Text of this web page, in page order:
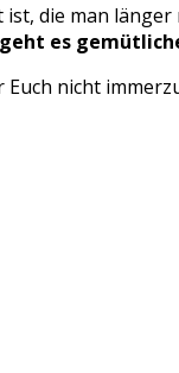
die man
es
nicht